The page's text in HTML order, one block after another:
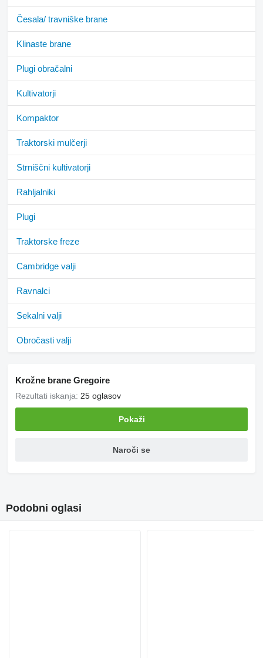
Česala/ travniške brane
Klinaste brane
Plugi obračalni
Kultivatorji
Kompaktor
Traktorski mulčerji
Strniščni kultivatorji
Rahljalniki
Plugi
Traktorske freze
Cambridge valji
Ravnalci
Sekalni valji
Obročasti valji
Krožne brane Gregoire
Rezultati iskanja: 25 oglasov
Pokaži
Naroči se
Podobni oglasi